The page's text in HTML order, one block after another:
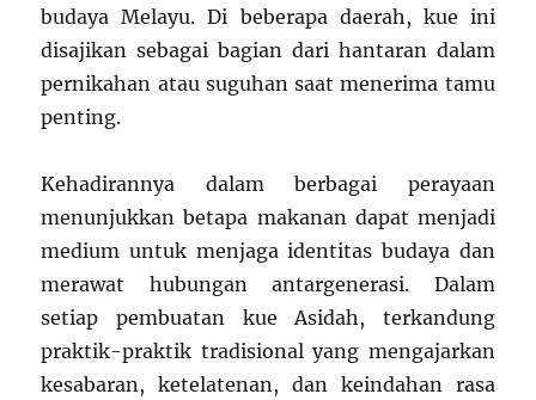
budaya Melayu. Di beberapa daerah, kue ini
disajikan sebagai bagian dari hantaran dalam
pernikahan atau suguhan saat menerima tamu
penting.
Kehadirannya dalam berbagai perayaan
menunjukkan betapa makanan dapat menjadi
medium untuk menjaga identitas budaya dan
merawat hubungan antargenerasi. Dalam
setiap pembuatan kue Asidah, terkandung
praktik-praktik tradisional yang mengajarkan
kesabaran, ketelatenan, dan keindahan rasa